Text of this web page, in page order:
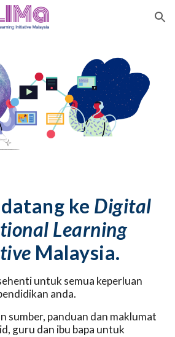
Skip to navigation
ke Digital
Learning
Malaysia.
untuk semua keperluan
anda.
sumber, panduan dan maklumat
guru dan ibu bapa untuk